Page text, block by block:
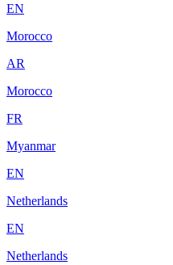
EN
Morocco
AR
Morocco
FR
Myanmar
EN
Netherlands
EN
Netherlands